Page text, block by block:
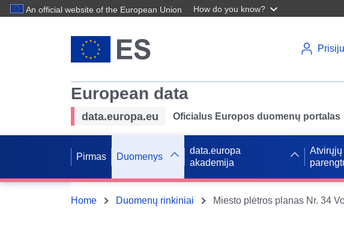
An official website of the European Union How do you know?
European data
data.europa.eu Oficialus Europos duomenų portalas
Pirmas Duomenys
data.europa
akademija
Atvirųjų
Home Duomenų rinkiniai